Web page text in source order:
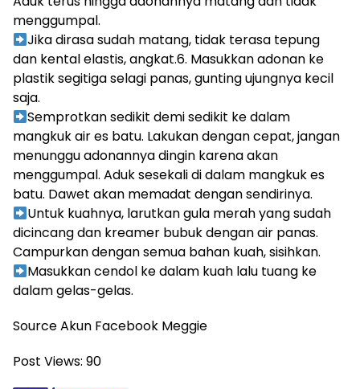
menggumpal.
Jika dirasa sudah matang, tidak terasa tepung
dan kental elastis, angkat.6. Masukkan adonan ke
plastik segitiga selagi panas, gunting ujungnya kecil
saja.
Semprotkan sedikit demi sedikit ke dalam
mangkuk air es batu. Lakukan dengan cepat, jangan
menunggu adonannya dingin karena akan
menggumpal. Aduk sesekali di dalam mangkuk es
batu. Dawet akan memadat dengan sendirinya.
Untuk kuahnya, larutkan gula merah yang sudah
dicincang dan kreamer bubuk dengan air panas.
Campurkan dengan semua bahan kuah, sisihkan.
Masukkan cendol ke dalam kuah lalu tuang ke
dalam gelas-gelas.
Source Akun Facebook Meggie
Post Views: 90